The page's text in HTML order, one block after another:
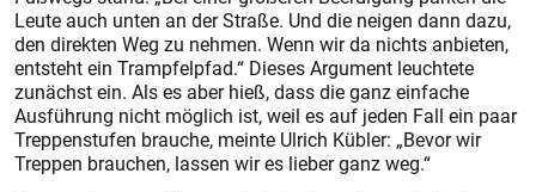
Leute auch unten an der Straße. Und die neigen dann dazu,
den direkten Weg zu nehmen. Wenn wir da nichts anbieten,
entsteht ein Trampfelpfad.“ Dieses Argument leuchtete
zunächst ein. Als es aber hieß, dass die ganz einfache
Ausführung nicht möglich ist, weil es auf jeden Fall ein paar
Treppenstufen brauche, meinte Ulrich Kübler: „Bevor wir
Treppen brauchen, lassen wir es lieber ganz weg.“